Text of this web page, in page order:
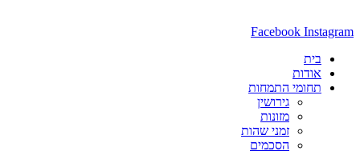
Facebook Instagram
בית
אודות
תחומי התמחות
גירושין
מזונות
זמני שהות
הסכמים